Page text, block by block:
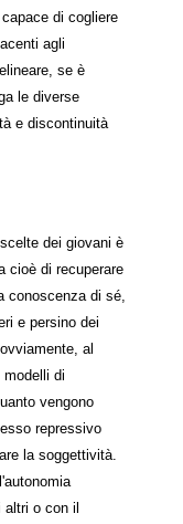
di cogliere
agli
se è
le diverse
e discontinuità
dei giovani è
cioè di recuperare
conoscenza di sé,
e persino dei
al
di
vengono
repressivo
la soggettività.
altri o con il